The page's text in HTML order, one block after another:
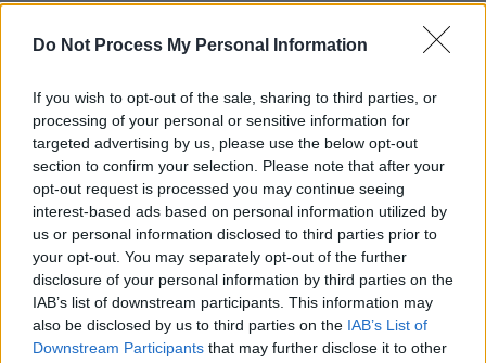
Do Not Process My Personal Information
If you wish to opt-out of the sale, sharing to third parties, or
processing of your personal or sensitive information for
targeted advertising by us, please use the below opt-out
section to confirm your selection. Please note that after your
opt-out request is processed you may continue seeing
interest-based ads based on personal information utilized by
us or personal information disclosed to third parties prior to
your opt-out. You may separately opt-out of the further
disclosure of your personal information by third parties on the
IAB’s list of downstream participants. This information may
also be disclosed by us to third parties on the IAB’s List of
Downstream Participants that may further disclose it to other
toaletă, apă sau aer condiționat
românești. E radioactiv. Dacă intri acolo, ori
mori, ori te transformi într-un mutant
monstruos”
*Cifrele iadului: PSD și ALDE au scos din
pușcării 2.119 criminali, 795 de violatori, 105
proxeneți, 5 pedofili, 5 teroriști, 73 de
șantajiști, 476 de corupți, 1.329 de traficanți,
3.570 de hoți și 2.365 de tâlhari